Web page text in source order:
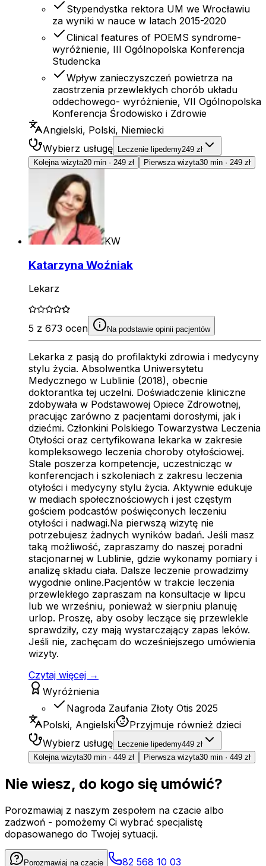
Stypendystka rektora UM we Wrocławiu
za wyniki w nauce w latach 2015-2020
Clinical features of POEMS syndrome-
wyróżnienie, III Ogólnopolska Konferencja
Studencka
Wpływ zanieczyszczeń powietrza na
zaostrzenia przewlekłych chorób układu
oddechowego- wyróżnienie, VII Ogólnopolska
Konferencja Środowisko i Zdrowie
Angielski, Polski, Niemiecki
Wybierz usługę
Leczenie lipedemy249 zł
Kolejna wizyta20 min · 249 zł Pierwsza wizyta30 min · 249 zł
KW
Katarzyna Woźniak
Lekarz
5 z 673 ocen Na podstawie opinii pacjentów
Lekarka z pasją do profilaktyki zdrowia i medycyny
stylu życia. Absolwentka Uniwersytetu
Medycznego w Lublinie (2018), obecnie
doktorantka tej uczelni. Doświadczenie kliniczne
zdobywała w Podstawowej Opiece Zdrowotnej,
pracując zarówno z pacjentami dorosłymi, jak i
dziećmi. Członkini Polskiego Towarzystwa Leczenia
Otyłości oraz certyfikowana lekarka w zakresie
kompleksowego leczenia choroby otyłościowej.
Stale poszerza kompetencje, uczestnicząc w
konferencjach i szkoleniach z zakresu leczenia
otyłości i medycyny stylu życia. Aktywnie edukuje
w mediach społecznościowych i jest częstym
gościem podcastów poświęconych leczeniu
otyłości i nadwagi.Na pierwszą wizytę nie
potrzebujesz żadnych wyników badań. Jeśli masz
taką możliwość, zapraszamy do naszej poradni
stacjonarnej w Lublinie, gdzie wykonamy pomiary i
analizę składu ciała. Dalsze leczenie prowadzimy
wygodnie online.Pacjentów w trakcie leczenia
przewlekłego zapraszam na konsultacje w lipcu
lub we wrześniu, ponieważ w sierpniu planuję
urlop. Proszę, aby osoby leczące się przewlekle
sprawdziły, czy mają wystarczający zapas leków.
Jeśli nie, zachęcam do wcześniejszego umówienia
wizyty.
Czytaj więcej →
Wyróżnienia
Nagroda Zaufania Złoty Otis 2025
Polski, Angielski
Przyjmuje również dzieci
Wybierz usługę
Leczenie lipedemy449 zł
Kolejna wizyta30 min · 449 zł Pierwsza wizyta30 min · 449 zł
Nie wiesz, do kogo się umówić?
Porozmawiaj z naszym zespołem na czacie albo
zadzwoń - pomożemy Ci wybrać specjalistę
dopasowanego do Twojej sytuacji.
Porozmawiaj na czacie
82 568 10 03